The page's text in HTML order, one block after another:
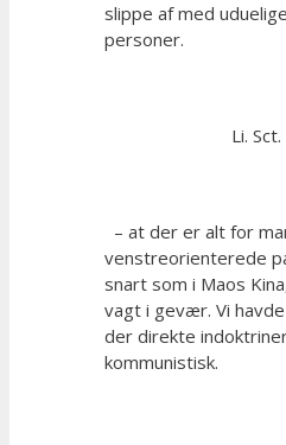
slippe af med
personer.
Li.
– at der er alt for
venstreorienterede
snart som i Maos
vagt i gevær. Vi
der direkte
kommunistisk.